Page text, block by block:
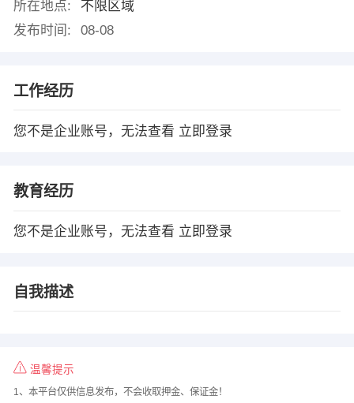
所在地点:
不限区域
发布时间:
08-08
工作经历
您不是企业账号，无法查看 立即登录
教育经历
您不是企业账号，无法查看 立即登录
自我描述
温馨提示
1、本平台仅供信息发布，不会收取押金、保证金！